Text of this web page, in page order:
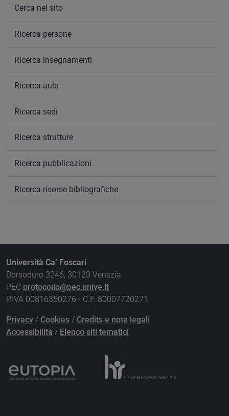
Cerca nel sito
Ricerca persone
Ricerca insegnamenti
Ricerca aule
Ricerca sedi
Ricerca strutture
Ricerca pubblicazioni
Ricerca risorse bibliografiche
Università Ca’ Foscari
Dorsoduro 3246, 30123 Venezia
PEC protocollo@pec.unive.it
P.IVA 00816350276 - C.F. 80007720271
Privacy / Cookies / Credits e note legali
Accessibilità / Elenco siti tematici